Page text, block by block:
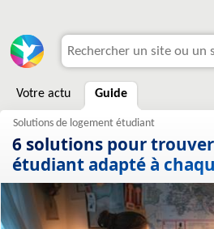
Votre actu Guide
6 solutions pour
étudiant adapté à